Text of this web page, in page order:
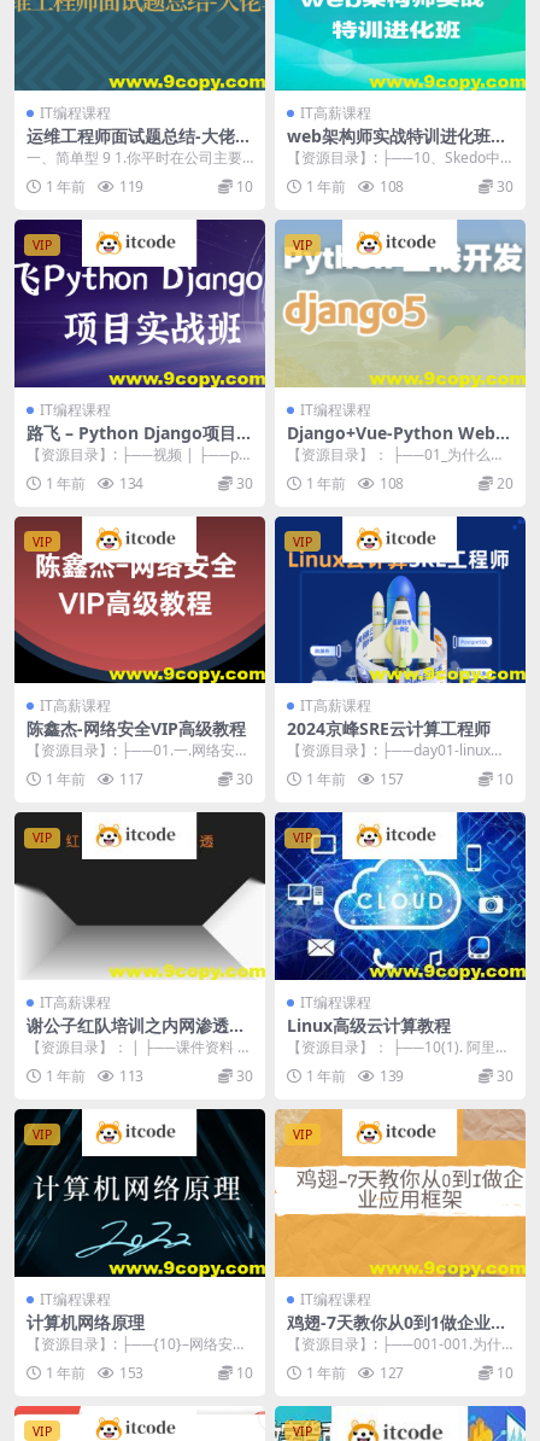
IT编程课程
运维工程师面试题总结-大佬笔
记
一、简单型 9 1.你平时在公司主要
做什么？ 9 2.你们原来公司的网站
架构是怎...
1 年前 119 10
IT高薪课程
web架构师实战特训进化班|
价值1万
【资源目录】: ├──10、Skedo中
的Node.js服务 | ├──1、打卡...
1 年前 108 30
VIP
IT编程课程
路飞 – Python Django项目实
战班
【资源目录】: ├──视频 | ├──par
t1 | | ├──01.01 学习...
1 年前 134 30
VIP
IT编程课程
Django+Vue-Python Web全
栈开发
【资源目录】： ├──01_为什么要
学习Python Web开发.mp4 25....
1 年前 108 20
VIP
IT高薪课程
陈鑫杰-网络安全VIP高级教程
【资源目录】: ├──01.一.网络安全
攻防实战课（陈鑫杰主讲） | ├──
01...1 年前 117 30
VIP
IT高薪课程
2024京峰SRE云计算工程师
【资源目录】: ├──day01-linux起
源 | ├──1京峰教育Linux...
1 年前 157 10
VIP
IT高薪课程
谢公子红队培训之内网渗透，
视频+课件资料|价值2199
【资源目录】： | ├──课件资料 |
| └──课件资料.rar 103.47...
1 年前 113 30
VIP
IT编程课程
Linux高级云计算教程
【资源目录】： ├──10(1). 阿里云
| ├──20231009 第一节 ...
1 年前 139 30
VIP
IT编程课程
计算机网络原理
【资源目录】: ├──{10}–网络安全
(选修) | ├──[10.1]–网络安...
1 年前 153 10
VIP
IT编程课程
鸡翅-7天教你从0到1做企业应
用框架
【资源目录】: ├──001-001.为什
么要做脚手架？.mp4 15.06M ...
1 年前 127 10
VIP VIP